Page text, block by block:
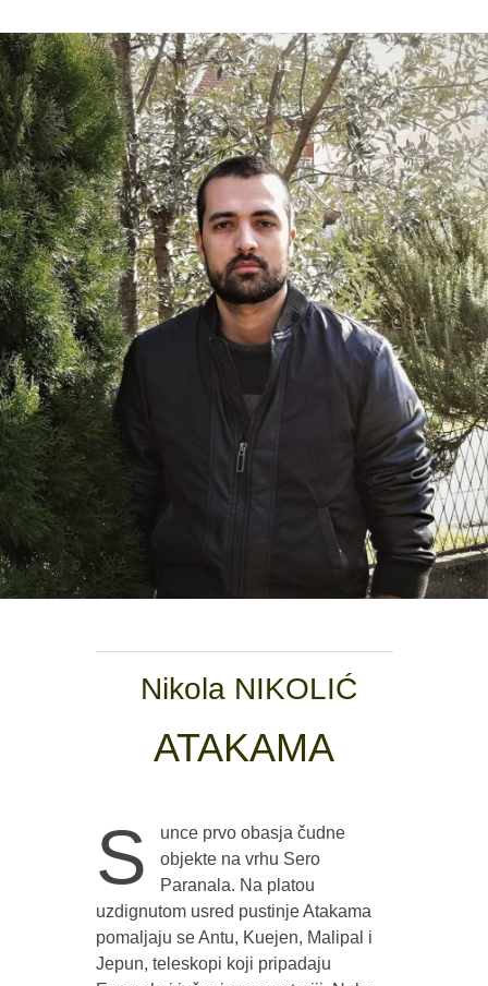
Nikola NIKOLIĆ
ATAKAMA
S
unce prvo obasja čudne
objekte na vrhu Sero
Paranala. Na platou
uzdignutom usred pustinje Atakama
pomaljaju se Antu, Kuejen, Malipal i
Jepun, teleskopi koji pripadaju